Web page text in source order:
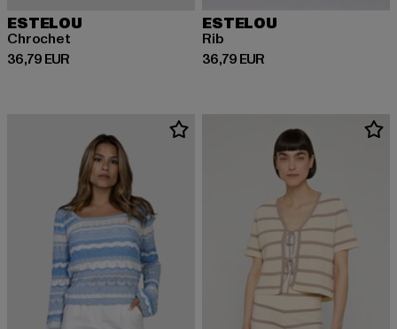
ESTELOU
Chrochet
36,79 EUR
Prix courant: 36,79 EUR
ESTELOU
Rib
36,79 EUR
Prix courant: 36,79 EUR